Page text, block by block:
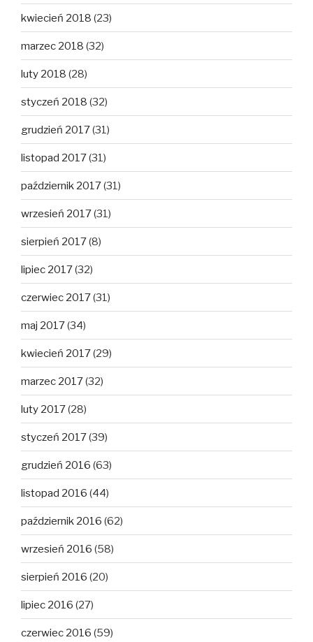
kwiecień 2018 (23)
marzec 2018 (32)
luty 2018 (28)
styczeń 2018 (32)
grudzień 2017(31)
listopad 2017(31)
październik 2017(31)
wrzesień 2017(31)
sierpień 2017(8)
lipiec 2017(32)
czerwiec 2017(31)
maj 2017(34)
kwiecień 2017(29)
marzec 2017(32)
luty 2017(28)
styczeń 2017(39)
grudzień 2016 (63)
listopad 2016 (44)
październik 2016 (62)
wrzesień 2016 (58)
sierpień 2016 (20)
lipiec 2016 (27)
czerwiec 2016 (59)